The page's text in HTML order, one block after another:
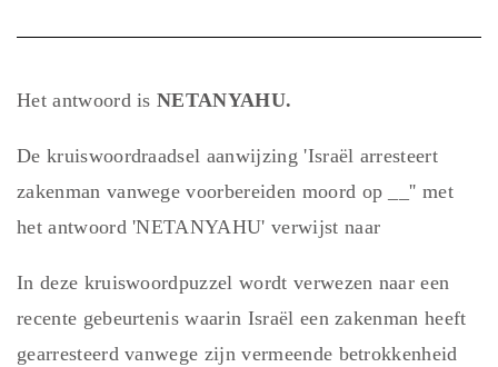
Het antwoord isNETANYAHU.
De kruiswoordraadsel aanwijzing 'Israël arresteert
zakenman vanwege voorbereiden moord op __'' met
het antwoord 'NETANYAHU' verwijst naar
In deze kruiswoordpuzzel wordt verwezen naar een
recente gebeurtenis waarin Israël een zakenman heeft
gearresteerd vanwege zijn vermeende betrokkenheid